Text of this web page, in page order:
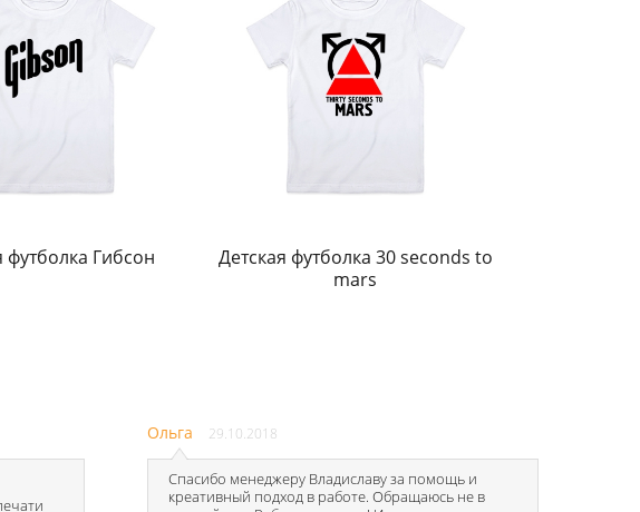
футболка Гибсон
Детская футболка 30 seconds to
mars
Ольга 29.10.2018
Спасибо менеджеру Владиславу за помощь и
креативный подход в работе. Обращаюсь не в